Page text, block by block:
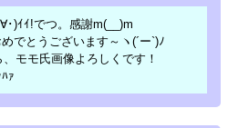
)ｲｲ!でつ。感謝m(__)m
でとうございます～ヽ(´ー`)ﾉ
氏画像よろしくです！
ｧ